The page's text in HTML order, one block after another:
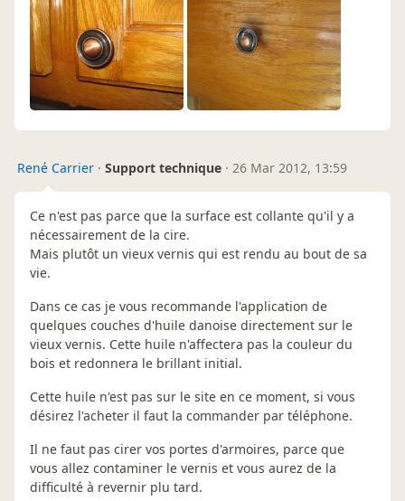
René Carrier · Support technique · 26 Mar 2012, 13:59
Ce n'est pas parce que la surface est collante qu'il y a
nécessairement de la cire.
Mais plutôt un vieux vernis qui est rendu au bout de sa
vie.
Dans ce cas je vous recommande l'application de
quelques couches d'huile danoise directement sur le
vieux vernis. Cette huile n'affectera pas la couleur du
bois et redonnera le brillant initial.
Cette huile n'est pas sur le site en ce moment, si vous
désirez l'acheter il faut la commander par téléphone.
Il ne faut pas cirer vos portes d'armoires, parce que
vous allez contaminer le vernis et vous aurez de la
difficulté à revernir plu tard.